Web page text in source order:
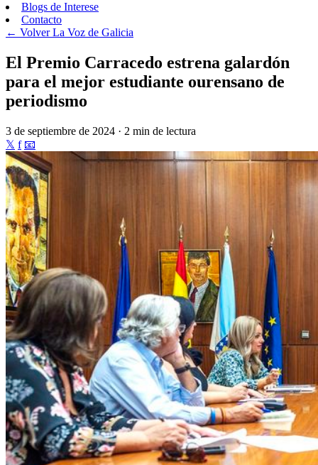
Blogs de Interese
Contacto
← VolverLa Voz de Galicia
El Premio Carracedo estrena galardón
para el mejor estudiante ourensano de
periodismo
3 de septiembre de 2024 · 2 min de lectura
𝕏 f 📧